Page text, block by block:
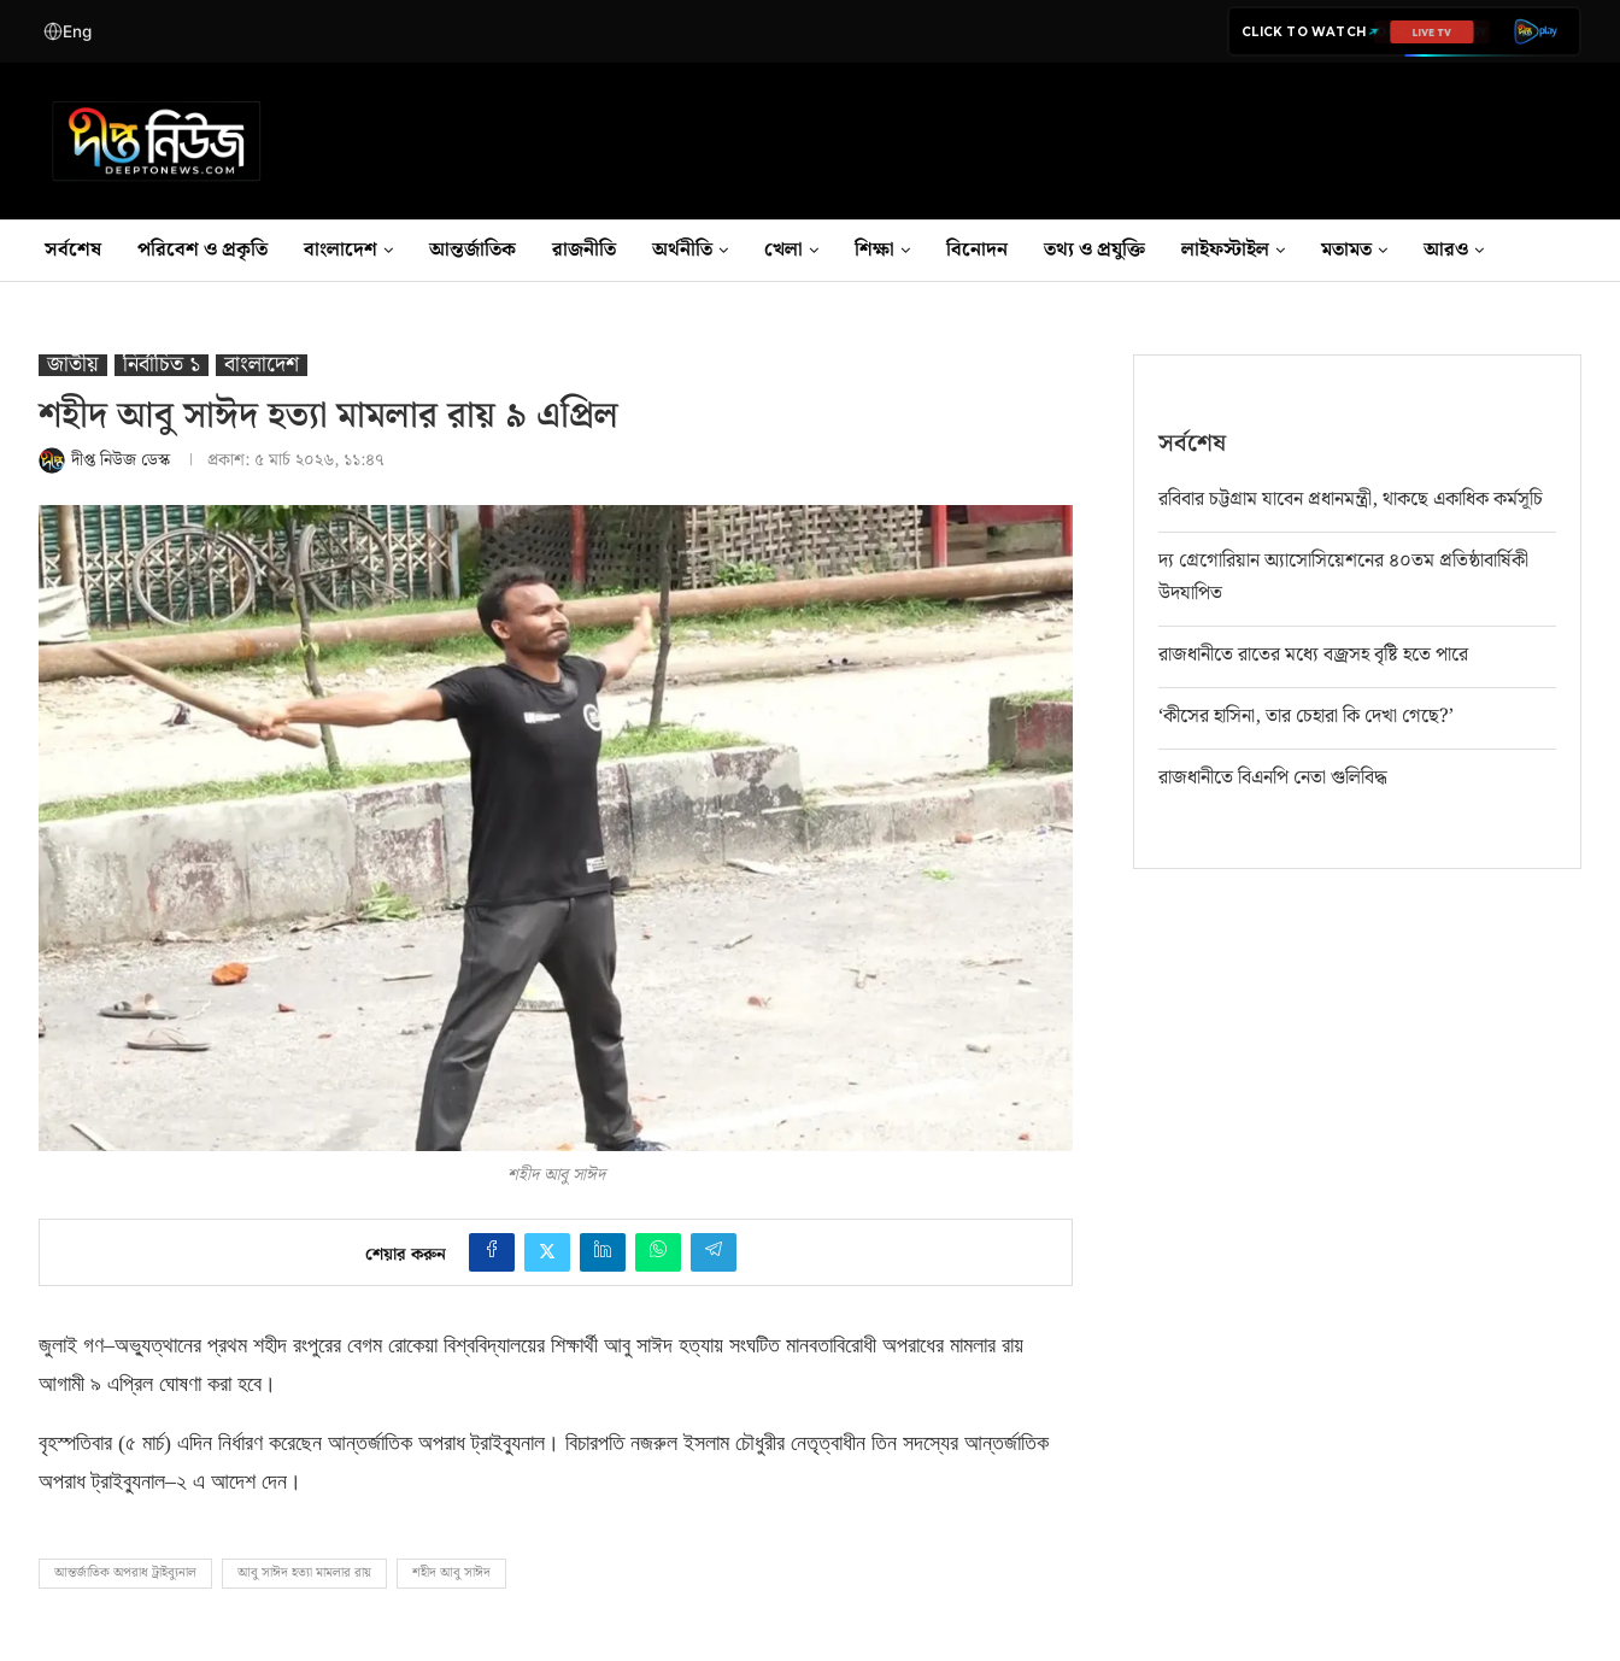
Eng CLICK TO WATCH LIVE TV
সর্বশেষ পরিবেশ ও প্রকৃতি বাংলাদেশ আন্তর্জাতিক রাজনীতি অর্থনীতি খেলা শিক্ষা বিনোদন তথ‍্য ও প্রযুক্তি লাইফস্টাইল মতামত আরও
জাতীয় নির্বাচিত ১ বাংলাদেশ
শহীদ আবু সাঈদ হত্যা মামলার রায় ৯ এপ্রিল
দীপ্ত নিউজ ডেস্ক প্রকাশ: ৫ মার্চ ২০২৬, ১১:৪৭
শহীদ আবু সাঈদ
শেয়ার করুন
জুলাই গণ–অভ্যুত্থানের প্রথম শহীদ রংপুরের বেগম রোকেয়া বিশ্ববিদ্যালয়ের শিক্ষার্থী আবু সাঈদ হত্যায় সংঘটিত মানবতাবিরোধী অপরাধের মামলার রায়
আগামী ৯ এপ্রিল ঘোষণা করা হবে।
বৃহস্পতিবার (৫ মার্চ) এদিন নির্ধারণ করেছেন আন্তর্জাতিক অপরাধ ট্রাইব্যুনাল। বিচারপতি নজরুল ইসলাম চৌধুরীর নেতৃত্বাধীন তিন সদস্যের আন্তর্জাতিক
অপরাধ ট্রাইব্যুনাল–২ এ আদেশ দেন।
আন্তর্জাতিক অপরাধ ট্রাইব্যুনাল আবু সাঈদ হত্যা মামলার রায় শহীদ আবু সাঈদ
সর্বশেষ
রবিবার চট্টগ্রাম যাবেন প্রধানমন্ত্রী, থাকছে একাধিক কর্মসূচি
দ্য গ্রেগোরিয়ান অ্যাসোসিয়েশনের ৪০তম প্রতিষ্ঠাবার্ষিকী
উদযাপিত
রাজধানীতে রাতের মধ্যে বজ্রসহ বৃষ্টি হতে পারে
‘কীসের হাসিনা, তার চেহারা কি দেখা গেছে?’
রাজধানীতে বিএনপি নেতা গুলিবিদ্ধ